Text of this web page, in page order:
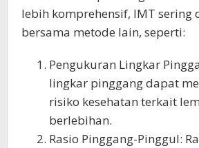
lebih komprehensif, IMT sering
bersama metode lain, seperti:
Pengukuran Lingkar
lingkar pinggang dapat
risiko kesehatan terkait
berlebihan.
Rasio Pinggang-Pinggul: